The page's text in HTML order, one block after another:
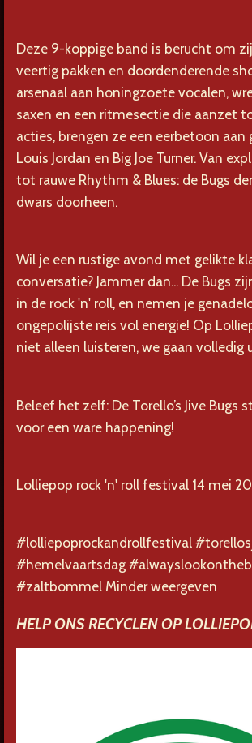
Deze 9-koppige band is berucht om
veertig pakken en doordenderende
arsenaal aan honingzoete vocalen,
saxen en een ritmesectie die aanzet
acties, brengen ze een eerbetoon aan
Louis Jordan en Big Joe Turner. Van
tot rauwe Rhythm & Blues: de Bugs
dwars doorheen.
Wil je een rustige avond met gelikte
conversatie? Jammer dan... De Bugs
in de rock 'n' roll, en nemen je
ongepolijste reis vol energie! Op
niet alleen luisteren, we gaan volledig
Beleef het zelf: De Torello’s Jive Bugs
voor een ware happening!
Lolliepop rock 'n' roll festival 14 mei
#lolliepoprockandrollfestival
#hemelvaartsdag
#zaltbommel Minder weergeven
HELP ONS RECYCLEN OP